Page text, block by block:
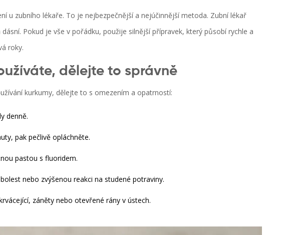
u zubního lékaře. To je nejbezpečnější a nejúčinnější metoda. Zubní lékař
Pokud je vše v pořádku, použije silnější přípravek, který působí rychle a
roky.
dělejte to správně
kurkumy, dělejte to s omezením a opatrností:
denně.
pak pečlivě opláchněte.
pastou s fluoridem.
nebo zvýšenou reakci na studené potraviny.
záněty nebo otevřené rány v ústech.